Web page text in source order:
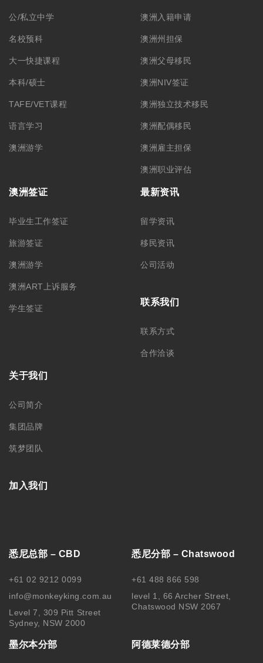
公/私立中学
名校预科
大一快捷课程
本科/硕士
TAFE/VET课程
语言学习
澳洲游学
澳洲入籍申请
澳洲州担保
澳洲父母移民
澳洲NIV签证
澳洲独立技术移民
澳洲配偶移民
澳洲雇主担保
澳洲职业评估
澳洲签证
毕业生工作签证
旅游签证
澳洲游学
澳洲ART上诉服务
学生签证
最新资讯
留学资讯
移民资讯
公司活动
联系我们
联系方式
合作洽谈
关于我们
公司简介
集团品牌
筑梦团队
加入我们
悉尼总部 – CBD
+61 02 9212 0099
info@monkeyking.com.au
Level 7, 309 Pitt Street
Sydney, NSW 2000
悉尼分部 – Chatswood
+61 488 866 598
level 1, 66 Archer Street,
Chatswood NSW 2067
墨尔本分部 阿德莱德分部